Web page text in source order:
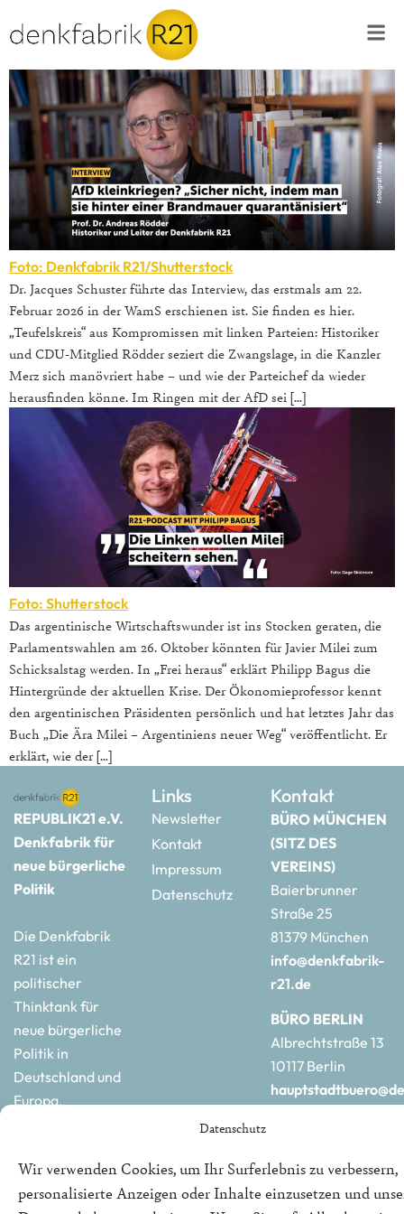
Datenschutz
Wir verwenden Cookies, um Ihr Surferlebnis zu verbessern,
personalisierte Anzeigen oder Inhalte einzusetzen und
Foto: Denkfabrik R21/Shutterstock
Dr. Jacques Schuster führte das Interview, das erstmals am 22.
Februar 2026 in der WamS erschienen ist. Sie finden es hier.
„Teufelskreis“ aus Kompromissen mit linken Parteien: Historiker
und CDU-Mitglied Rödder seziert die Zwangslage, in die Kanzler
Merz sich manövriert habe – und wie der Parteichef da wieder
herausfinden könne. Im Ringen mit der AfD sei […]
Foto: Shutterstock
Das argentinische Wirtschaftswunder ist ins Stocken geraten, die
Parlamentswahlen am 26. Oktober könnten für Javier Milei zum
Schicksalstag werden. In „Frei heraus“ erklärt Philipp Bagus die
Hintergründe der aktuellen Krise. Der Ökonomieprofessor kennt
den argentinischen Präsidenten persönlich und hat letztes Jahr das
Buch „Die Ära Milei – Argentiniens neuer Weg“ veröffentlicht. Er
erklärt, wie der […]
REPUBLIK21 e.V.
Denkfabrik für
neue bürgerliche
Politik
Die Denkfabrik
R21 ist ein
politischer
Thinktank für
neue bürgerliche
Politik in
Deutschland und
Europa.
Links
Newsletter
Kontakt
Impressum
Datenschutz
Kontakt
BÜRO MÜNCHEN
(SITZ DES
VEREINS)
Baierbrunner
Straße 25
81379 München
info@denkfabrik-
r21.de
BÜRO BERLIN
Albrechtstraße 13
10117 Berlin